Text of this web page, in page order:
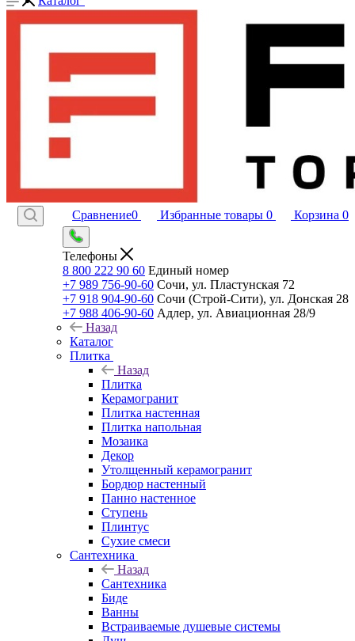
Сравнение0 Избранные товары 0 Корзина 0
Телефоны
8 800 222 90 60 Единый номер
+7 989 756-90-60 Сочи, ул. Пластунская 72
+7 918 904-90-60 Сочи (Строй-Сити), ул. Донская 28
+7 988 406-90-60 Адлер, ул. Авиационная 28/9
Назад
Каталог
Плитка
Назад
Плитка
Керамогранит
Плитка настенная
Плитка напольная
Мозаика
Декор
Утолщенный керамогранит
Бордюр настенный
Панно настенное
Ступень
Плинтус
Сухие смеси
Сантехника
Назад
Сантехника
Биде
Ванны
Встраиваемые душевые системы